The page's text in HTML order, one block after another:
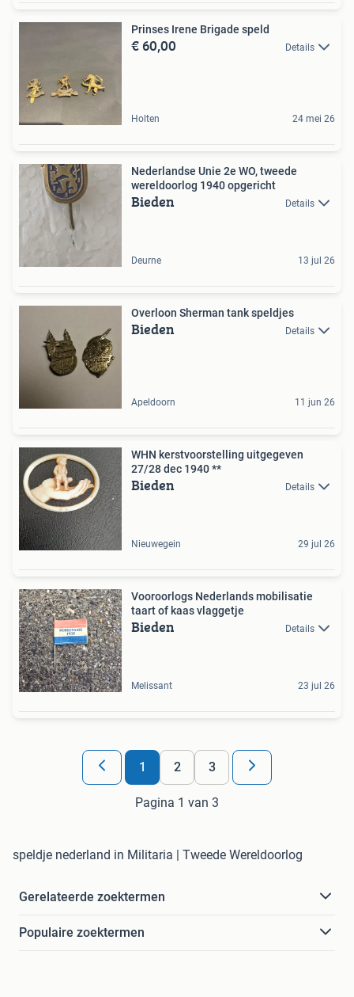
Prinses Irene Brigade speld
€ 60,00 Details
Holten 24 mei 26
Nederlandse Unie 2e WO, tweede
wereldoorlog 1940 opgericht
Bieden Details
Deurne 13 jul 26
Overloon Sherman tank speldjes
Bieden Details
Apeldoorn 11 jun 26
WHN kerstvoorstelling uitgegeven
27/28 dec 1940 **
Bieden Details
Nieuwegein 29 jul 26
Vooroorlogs Nederlands mobilisatie
taart of kaas vlaggetje
Bieden Details
Melissant 23 jul 26
1 2 3
Pagina 1 van 3
speldje nederland in Militaria | Tweede Wereldoorlog
Gerelateerde zoektermen
Populaire zoektermen